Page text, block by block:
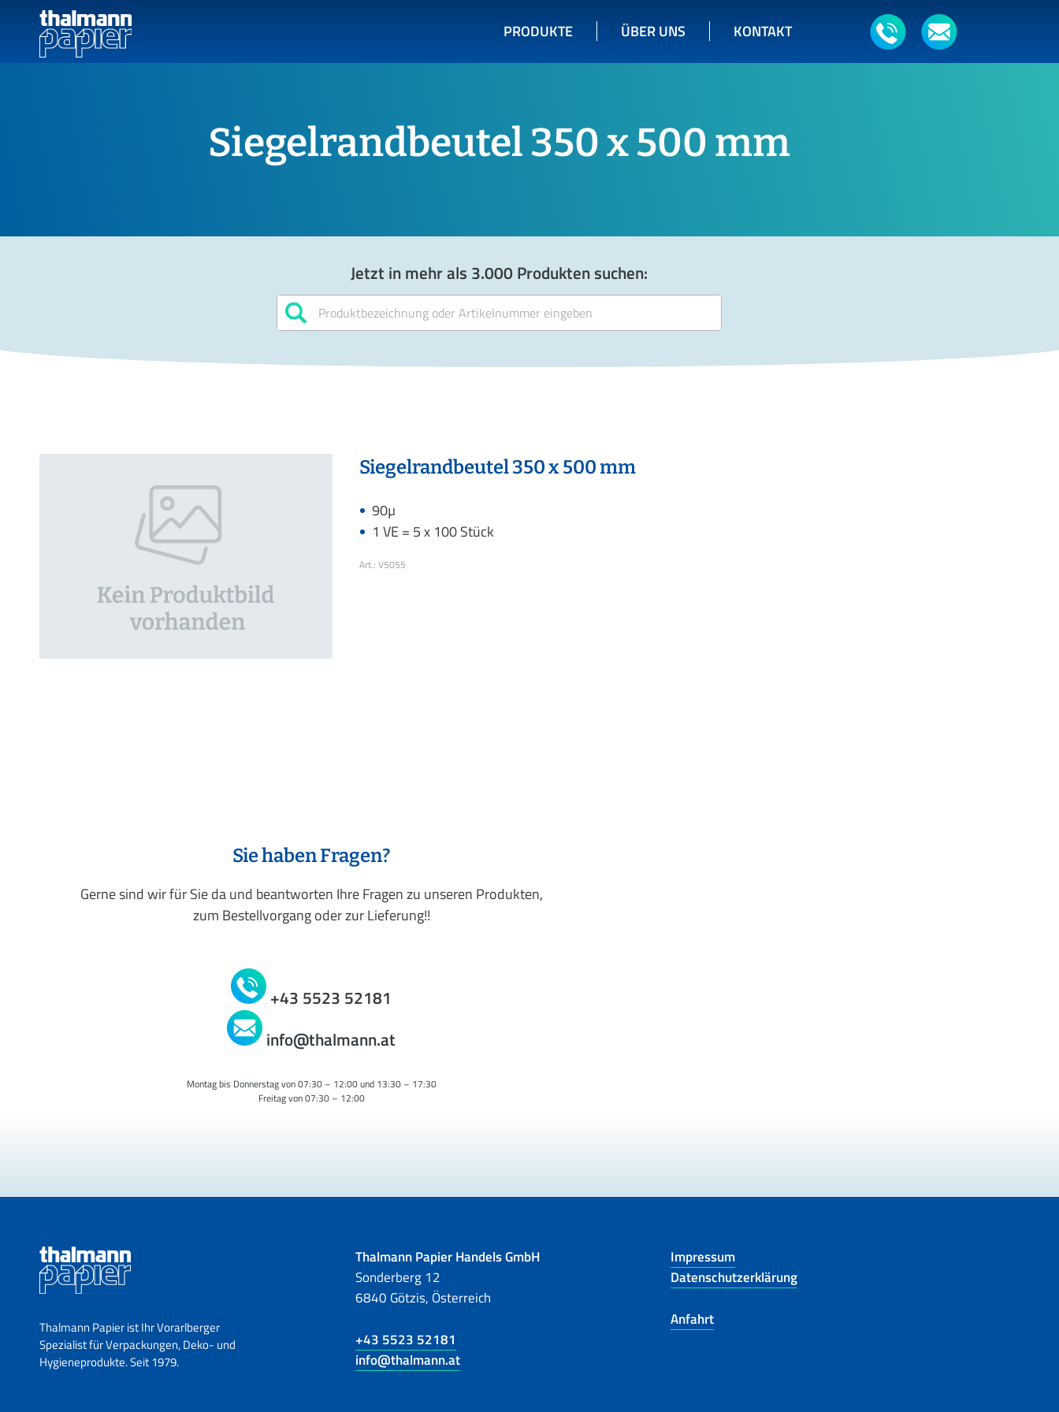
PRODUKTE ÜBER UNS KONTAKT
Siegelrandbeutel 350 x 500 mm
Jetzt in mehr als 3.000 Produkten suchen:
Siegelrandbeutel 350 x 500 mm
90µ
1 VE = 5 x 100 Stück
Art.: V5055
Sie haben Fragen?
Gerne sind wir für Sie da und beantworten Ihre Fragen zu unseren Produkten,
zum Bestellvorgang oder zur Lieferung!!
+43 5523 52181
info@thalmann.at
Montag bis Donnerstag von 07:30 – 12:00 und 13:30 – 17:30
Freitag von 07:30 – 12:00
Thalmann Papier ist Ihr Vorarlberger
Spezialist für Verpackungen, Deko- und
Hygieneprodukte. Seit 1979.
Thalmann Papier Handels GmbH
Sonderberg 12
6840 Götzis, Österreich
+43 5523 52181
info@thalmann.at
Impressum
Datenschutzerklärung
Anfahrt